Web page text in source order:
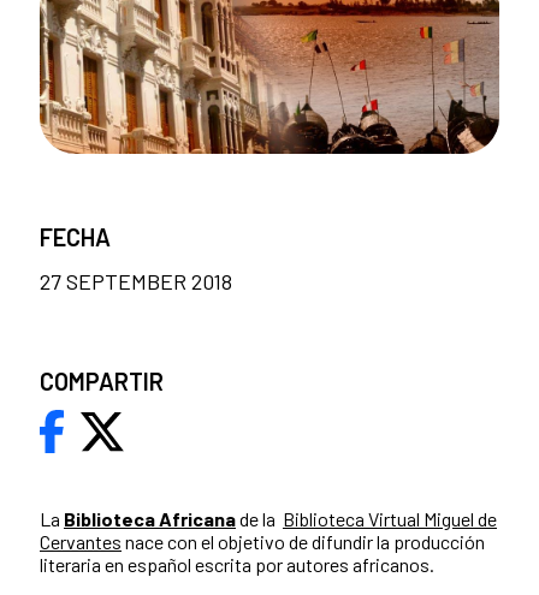
La Biblioteca Africanade la Biblioteca Virtual Miguel de
Cervantes nace con el objetivo de difundir la producción
literaria en español escrita por autores africanos.
FECHA
27 SEPTEMBER 2018
COMPARTIR